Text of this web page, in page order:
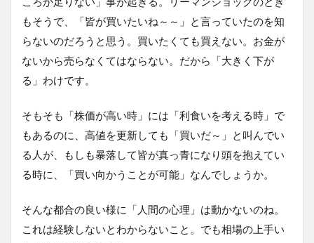
もそうで、「皆が買いたいね～～」と言っていたのを知
らないのだろうと思う。買いたくても買えない。お金が
ないから売らなくてはならない。だから「大きく下が
る」わけです。
そもそも「株価が高い時」には「利食いを考える時」で
もあるのに、高値を更新しても「買いだ～」と叫んでい
る人が、もしも暴落して皆が真っ青になり頭を抱えてい
る時に、「買い向かうことが可能」なんでしょうか。
そんな都合の良い様に「人間の心理」は動かないのね。
これは経験しないとわからないこと。でも相場の上手い